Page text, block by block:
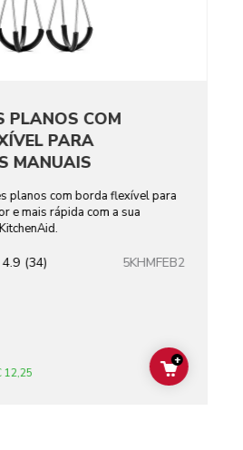
PLANOS COM
PARA
MANUAIS
planos com borda flexível para
e mais rápida com a sua
4.9 (34) 5KHMFEB2
12,25 ADD TO
+